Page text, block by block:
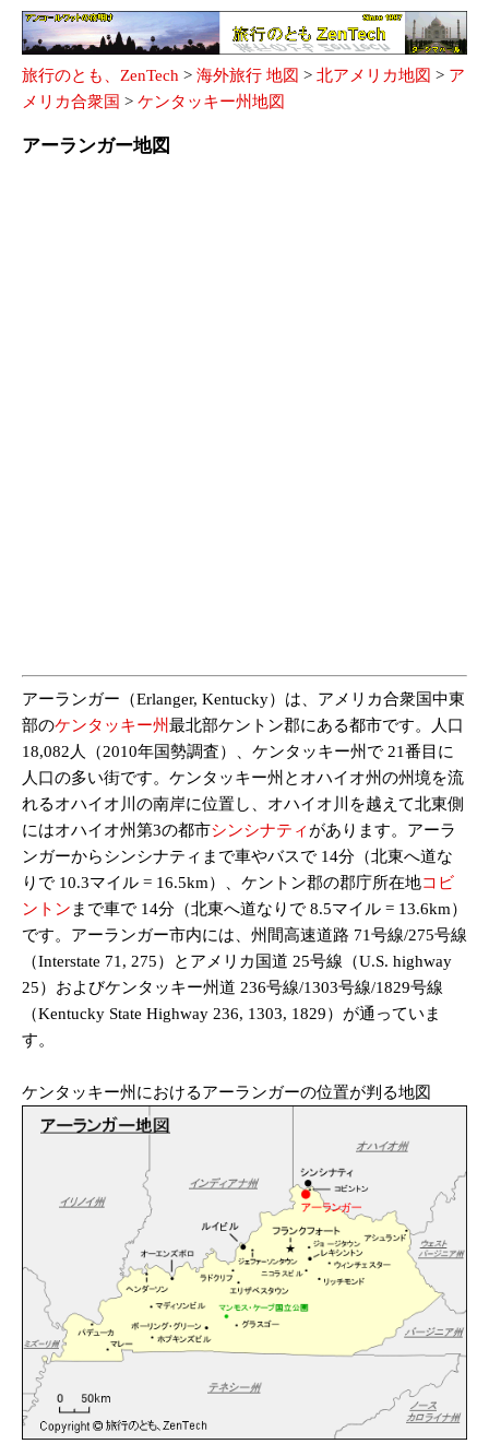
旅行のとも、ZenTech > 海外旅行 地図 > 北アメリカ地図 > ア
メリカ合衆国 > ケンタッキー州地図
アーランガー地図
アーランガー（Erlanger, Kentucky）は、アメリカ合衆国中東
部のケンタッキー州最北部ケントン郡にある都市です。人口
18,082人（2010年国勢調査）、ケンタッキー州で 21番目に
人口の多い街です。ケンタッキー州とオハイオ州の州境を流
れるオハイオ川の南岸に位置し、オハイオ川を越えて北東側
にはオハイオ州第3の都市シンシナティ があります。アーラ
ンガーからシンシナティまで車やバスで 14分（北東へ道な
りで 10.3マイル = 16.5km）、ケントン郡の郡庁所在地コビ
ントン まで車で 14分（北東へ道なりで 8.5マイル = 13.6km）
です。アーランガー市内には、州間高速道路 71号線/275号線
（Interstate 71, 275）とアメリカ国道 25号線（U.S. highway
25）およびケンタッキー州道 236号線/1303号線/1829号線
（Kentucky State Highway 236, 1303, 1829）が通っていま
す。
ケンタッキー州におけるアーランガーの位置が判る地図